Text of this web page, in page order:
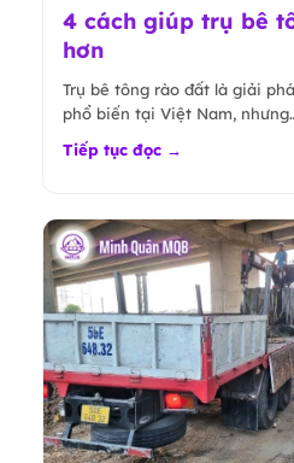
4 cách giúp trụ bê
hơn
Trụ bê tông rào đất là giải
phổ biến tại Việt Nam,
Tiếp tục đọc →